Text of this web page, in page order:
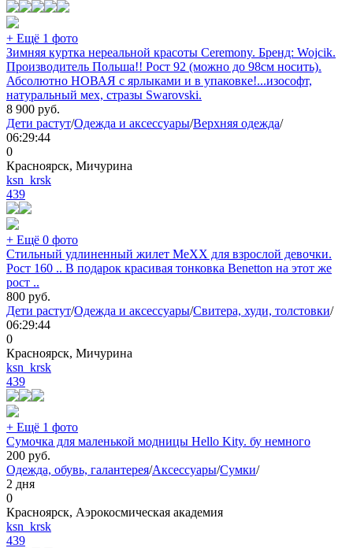
+ Ещё 1 фото
Зимняя куртка нереальной красоты Ceremony. Бренд: Wojcik.
Производитель Польша!! Рост 92 (можно до 98см носить).
Абсолютно НОВАЯ с ярлыками и в упаковке!...изософт,
натуральный мех, стразы Swarovski.
8 900 руб.
Дети растут/Одежда и аксессуары/Верхняя одежда/
06:29:44
0
Красноярск, Мичурина
ksn_krsk
439
+ Ещё 0 фото
Стильный удлиненный жилет MeXX для взрослой девочки.
Рост 160 .. В подарок красивая тонковка Benetton на этот же
рост ..
800 руб.
Дети растут/Одежда и аксессуары/Свитера, худи, толстовки/
06:29:44
0
Красноярск, Мичурина
ksn_krsk
439
+ Ещё 1 фото
Сумочка для маленькой модницы Hello Kity. бу немного
200 руб.
Одежда, обувь, галантерея/Аксессуары/Сумки/
2 дня
0
Красноярск, Аэрокосмическая академия
ksn_krsk
439